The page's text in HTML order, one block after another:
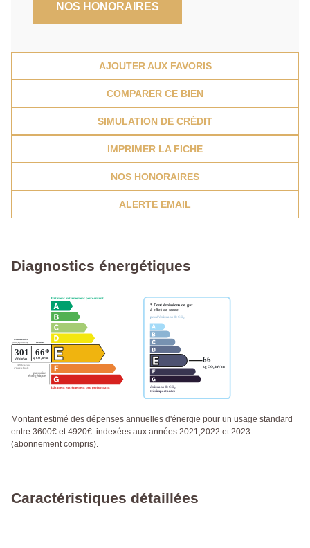
NOS HONORAIRES
AJOUTER AUX FAVORIS
COMPARER CE BIEN
SIMULATION DE CRÉDIT
IMPRIMER LA FICHE
NOS HONORAIRES
ALERTE EMAIL
Diagnostics énergétiques
Montant estimé des dépenses annuelles d'énergie pour un usage standard
entre 3600€ et 4920€. indexées aux années 2021,2022 et 2023
(abonnement compris).
Caractéristiques détaillées